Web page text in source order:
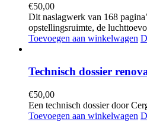
€50,00
Dit naslagwerk van 168
opstellingsruimte, de
Toevoegen aan winkelwagen
Technisch dossier
€50,00
Een technisch dossier door
Toevoegen aan winkelwagen